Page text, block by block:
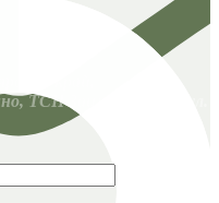
ТСН Заимка-3, 135 / ул.